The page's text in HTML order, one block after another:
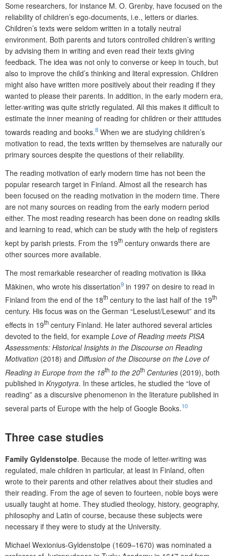
Some researchers, for instance M. O. Grenby, have focused on the
reliability of children’s ego-documents, i.e., letters or diaries.
Children’s texts were seldom written in a totally neutral
environment. Both parents and tutors controlled children’s writing
by advising them in writing and even read their texts giving
feedback. The idea was not only to converse or keep in touch, but
also to improve the child’s thinking and literal expression. Children
might also have written more positively about their reading if they
wanted to please their parents. In addition, in the early modern era,
letter-writing was quite strictly regulated. All this makes it difficult to
estimate the inner meaning of reading for children or their attitudes
towards reading and books.8 When we are studying children’s
motivation to read, the texts written by themselves are naturally our
primary sources despite the questions of their reliability.
The reading motivation of early modern time has not been the
popular research target in Finland. Almost all the research has
been focused on the reading motivation in the modern time. There
are not many sources on reading from the early modern period
either. The most reading research has been done on reading skills
and learning to read, which can be study with the help of registers
kept by parish priests. From the 19th century onwards there are
other sources more available.
The most remarkable researcher of reading motivation is Ilkka
Mäkinen, who wrote his dissertation9 in 1997 on desire to read in
Finland from the end of the 18th century to the last half of the 19th
century. His focus was on the German “Leselust/Lesewut” and its
effects in 19th century Finland. He later authored several articles
devoted to the field, for example Love of Reading meets PISA
Assessments: Historical Insights in the Discourse on Reading
Motivation (2018) and Diffusion of the Discourse on the Love of
Reading in Europe from the 18th to the 20th Centuries (2019), both
published in Knygotyra. In these articles, he studied the “love of
reading” as a discursive phenomenon in the literature published in
several parts of Europe with the help of Google Books.10
Three case studies
Family Gyldenstolpe. Because the mode of letter-writing was
regulated, male children in particular, at least in Finland, often
wrote to their parents and other relatives about their studies and
their reading. From the age of seven to fourteen, noble boys were
usually taught at home. They studied theology, history, geography,
philosophy and Latin of course, because these subjects were
necessary if they were to study at the University.
Michael Wexionius-Gyldenstolpe (1609–1670) was nominated a